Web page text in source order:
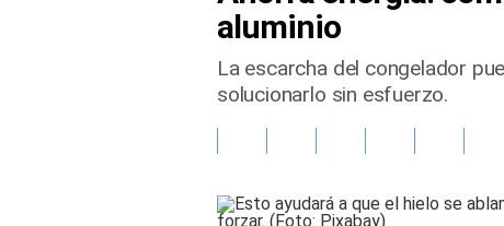
aluminio
La escarcha del congelador
solucionarlo sin esfuerzo.